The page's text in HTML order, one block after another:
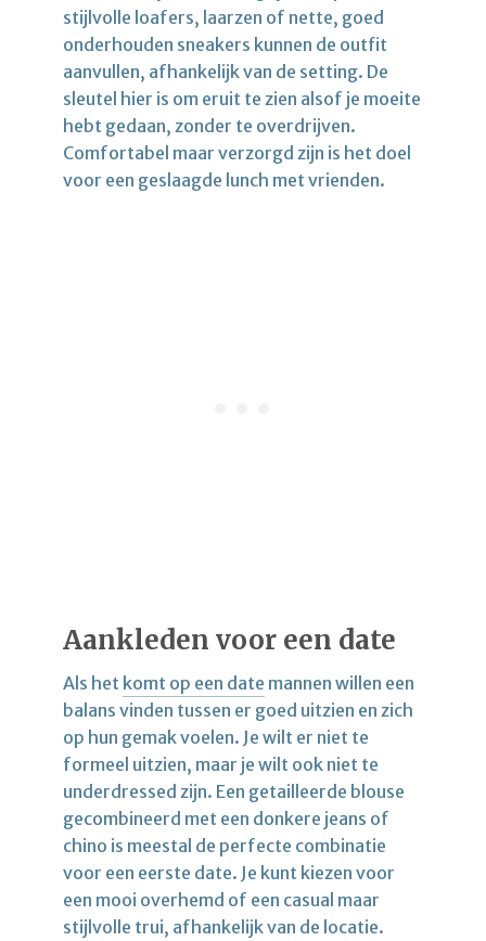
stijlvolle loafers, laarzen of nette, goed
onderhouden sneakers kunnen de outfit
aanvullen, afhankelijk van de setting. De
sleutel hier is om eruit te zien alsof je moeite
hebt gedaan, zonder te overdrijven.
Comfortabel maar verzorgd zijn is het doel
voor een geslaagde lunch met vrienden.
Aankleden voor een date
Als het komt op een date mannen willen een
balans vinden tussen er goed uitzien en zich
op hun gemak voelen. Je wilt er niet te
formeel uitzien, maar je wilt ook niet te
underdressed zijn. Een getailleerde blouse
gecombineerd met een donkere jeans of
chino is meestal de perfecte combinatie
voor een eerste date. Je kunt kiezen voor
een mooi overhemd of een casual maar
stijlvolle trui, afhankelijk van de locatie.